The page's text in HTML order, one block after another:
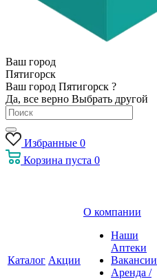
Ваш город
Пятигорск
Ваш город Пятигорск ?
Да, все верно Выбрать другой
Избранные 0
Корзина пуста 0
Каталог Акции
О компании
Наши
Аптеки
Вакансии
Аренда /